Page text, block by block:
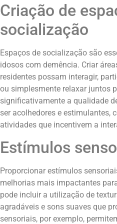
Criação de
socialização
Espaços de socialização são
idosos com demência. Criar
residentes possam interagir,
ou simplesmente relaxar juntos
significativamente a qualidade
ser acolhedores e estimulantes,
atividades que incentivem a
Estímulos
Proporcionar estímulos
melhorias mais impactantes
pode incluir a utilização de
agradáveis e sons suaves que
sensoriais, por exemplo,